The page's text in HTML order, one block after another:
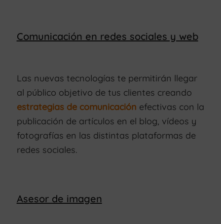
Comunicación en redes sociales y web
Las nuevas tecnologías te permitirán llegar
al público objetivo de tus clientes creando
estrategias de comunicación efectivas con la
publicación de artículos en el blog, vídeos y
fotografías en las distintas plataformas de
redes sociales.
Asesor de imagen